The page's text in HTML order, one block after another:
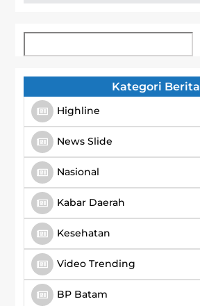
Kategori Berita
Highline
News Slide
Nasional
Kabar Daerah
Kesehatan
Video Trending
BP Batam